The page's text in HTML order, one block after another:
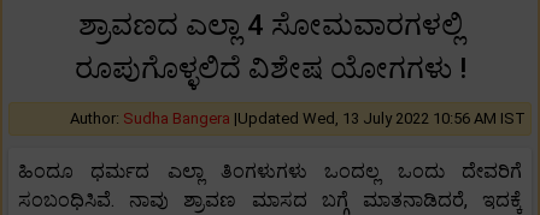
ಶ್ರಾವಣದ ಎಲ್ಲಾ 4 ಸೋಮವಾರಗಳಲ್ಲಿ
ರೂಪುಗೊಳ್ಳಲಿದೆ ವಿಶೇಷ ಯೋಗಗಳು !
Author: Sudha Bangera |Updated Wed, 13 July 2022 10:56 AM IST
ಹಿಂದೂ ಧರ್ಮದ ಎಲ್ಲಾ ತಿಂಗಳುಗಳು ಒಂದಲ್ಲ ಒಂದು ದೇವರಿಗೆ
ಸಂಬಂಧಿಸಿವೆ. ನಾವು ಶ್ರಾವಣ ಮಾಸದ ಬಗ್ಗೆ ಮಾತನಾಡಿದರೆ, ಇದಕ್ಕೆ